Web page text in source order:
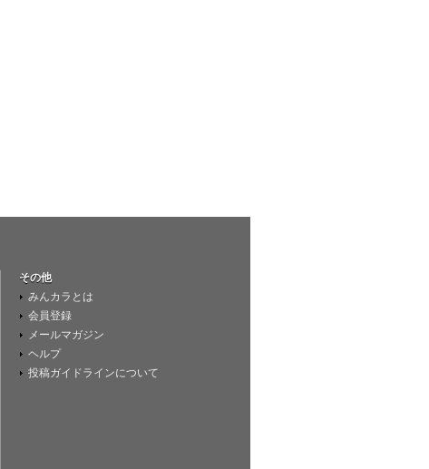
その他
みんカラとは
会員登録
メールマガジン
ヘルプ
投稿ガイドラインについて